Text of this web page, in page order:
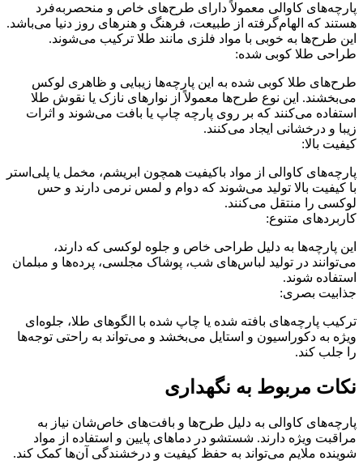
پارچه‌های کاوالی معمولاً دارای طرح‌های خاص و منحصربه‌فرد
هستند که الهام‌گرفته از طبیعت، فرهنگ و هنر‌های روز دنیا می‌باشد.
این طرح‌ها به خوبی با مواد فلزی مانند طلا ترکیب می‌شوند.
طراحی طلا کوبی شده:
طرح‌های طلا کوبی شده به این پارچه‌ها زیبایی و ظاهری لوکس
می‌بخشند. این نوع طرح‌ها معمولاً از نوارهای نازک یا نقوش طلا
استفاده می‌کنند که بر روی پارچه چاپ یا بافت می‌شوند و اثرات
زیبا و درخشانی ایجاد می‌کنند.
کیفیت بالا:
پارچه‌های کاوالی از مواد باکیفیت همچون ابریشم، مخمل یا پلی‌استر
با کیفیت بالا تولید می‌شوند که دوام و لمس نرمی دارند و حس
لوکسی را منتقل می‌کنند.
کاربردهای متنوع:
این پارچه‌ها به دلیل طراحی خاص‌ و جلوه لوکسی که دارند،
می‌توانند در تولید لباس‌های شب، پوشاک مجلسی، پرده‌ها و مبلمان
استفاده شوند.
جذابیت بصری:
ترکیب پارچه‌های بافته شده یا چاپ شده با الگوهای طلا، جلوه‌ای
ویژه به دکوراسیون و استایل می‌بخشد و می‌تواند به راحتی توجه‌ها
را جلب کند.
نکات مربوط به نگهداری
پارچه‌های کاوالی به دلیل طرح‌ها و بافت‌های خاص‌شان نیاز به
مراقبت ویژه دارند. شستشو در دماهای پایین و استفاده از مواد
شوینده ملایم می‌تواند به حفظ کیفیت و درخشندگی آن‌ها کمک کند.